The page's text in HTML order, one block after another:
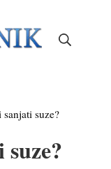
sanjati suze?